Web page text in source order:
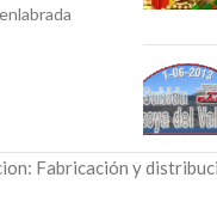
Fabricación y